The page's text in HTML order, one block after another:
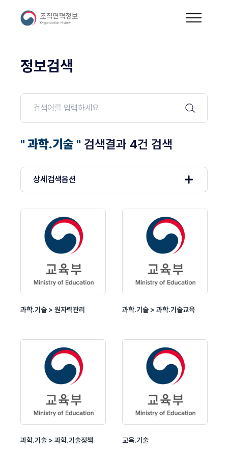
정보검색
" 과학.기술 " 검색결과 4건 검색
상세검색옵션
과학.기술 > 원자력관리 과학.기술 > 과학.기술교육
과학.기술 > 과학.기술정책 교육.기술